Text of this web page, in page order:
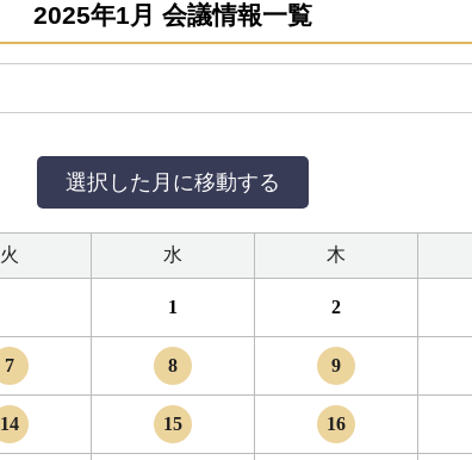
2025年1月 会議情報一覧
火 水 木
1 2
7 8 9
14 15 16